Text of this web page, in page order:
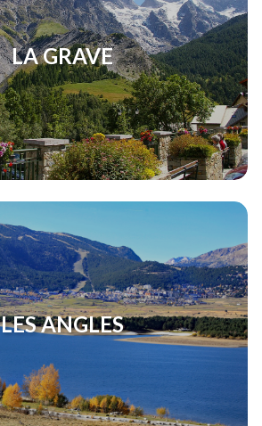
LA GRAVE
LES ANGLES